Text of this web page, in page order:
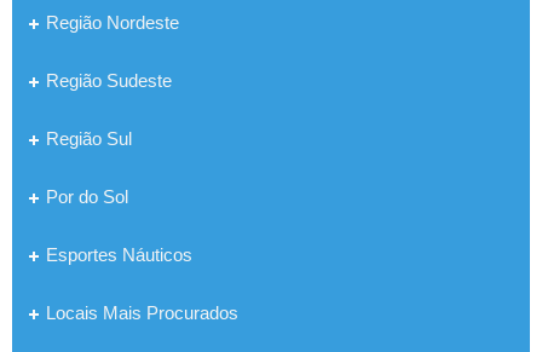
Região Nordeste
Região Sudeste
Região Sul
Por do Sol
Esportes Náuticos
Locais Mais Procurados